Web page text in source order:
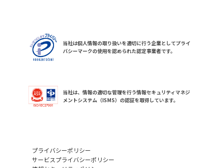
当社は個人情報の取り扱いを適切に行う企業としてプライ
バシーマークの使用を認められた認定事業者です。
当社は、情報の適切な管理を行う情報セキュリティマネジ
メントシステム（ISMS）の認証を取得しています。
プライバシーポリシー
サービスプライバシーポリシー